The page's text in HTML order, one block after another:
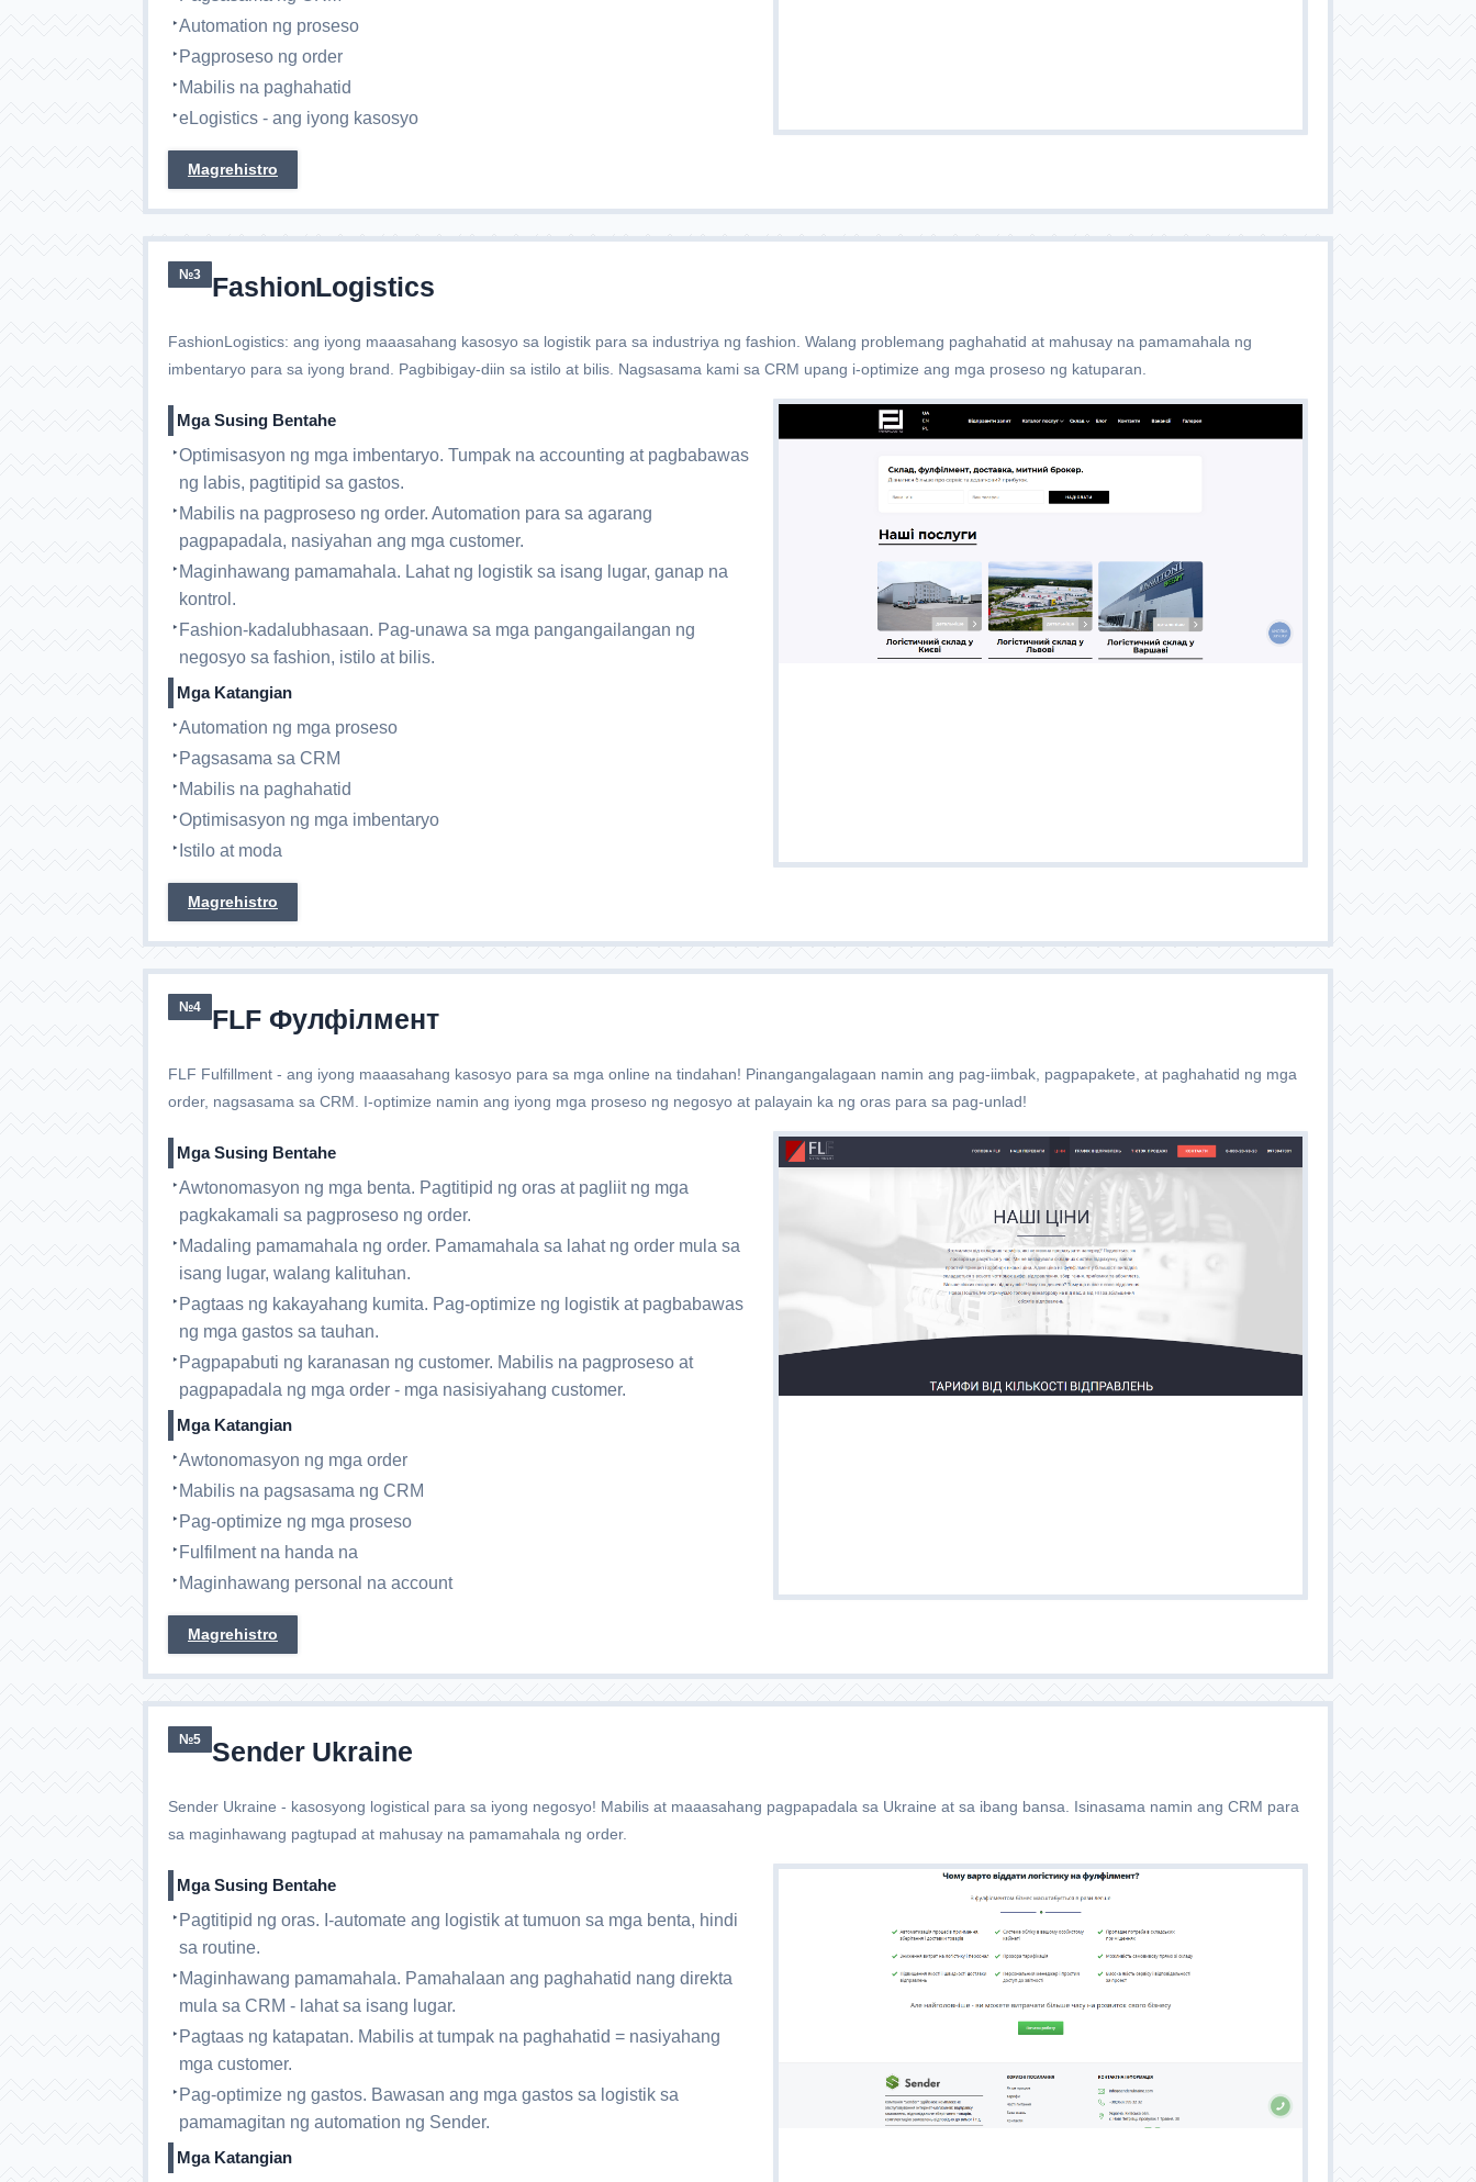
Automation ng proseso
Pagproseso ng order
Mabilis na paghahatid
eLogistics - ang iyong kasosyo
Magrehistro
№3 FashionLogistics
FashionLogistics: ang iyong maaasahang kasosyo sa logistik para sa industriya ng fashion. Walang problemang paghahatid at mahusay na pamamahala ng
imbentaryo para sa iyong brand. Pagbibigay-diin sa istilo at bilis. Nagsasama kami sa CRM upang i-optimize ang mga proseso ng katuparan.
Mga Susing Bentahe
Optimisasyon ng mga imbentaryo. Tumpak na accounting at pagbabawas
ng labis, pagtitipid sa gastos.
Mabilis na pagproseso ng order. Automation para sa agarang
pagpapadala, nasiyahan ang mga customer.
Maginhawang pamamahala. Lahat ng logistik sa isang lugar, ganap na
kontrol.
Fashion-kadalubhasaan. Pag-unawa sa mga pangangailangan ng
negosyo sa fashion, istilo at bilis.
Mga Katangian
Automation ng mga proseso
Pagsasama sa CRM
Mabilis na paghahatid
Optimisasyon ng mga imbentaryo
Istilo at moda
Magrehistro
№4 FLF Фулфілмент
FLF Fulfillment - ang iyong maaasahang kasosyo para sa mga online na tindahan! Pinangangalagaan namin ang pag-iimbak, pagpapakete, at paghahatid ng mga
order, nagsasama sa CRM. I-optimize namin ang iyong mga proseso ng negosyo at palayain ka ng oras para sa pag-unlad!
Mga Susing Bentahe
Awtonomasyon ng mga benta. Pagtitipid ng oras at pagliit ng mga
pagkakamali sa pagproseso ng order.
Madaling pamamahala ng order. Pamamahala sa lahat ng order mula sa
isang lugar, walang kalituhan.
Pagtaas ng kakayahang kumita. Pag-optimize ng logistik at pagbabawas
ng mga gastos sa tauhan.
Pagpapabuti ng karanasan ng customer. Mabilis na pagproseso at
pagpapadala ng mga order - mga nasisiyahang customer.
Mga Katangian
Awtonomasyon ng mga order
Mabilis na pagsasama ng CRM
Pag-optimize ng mga proseso
Fulfilment na handa na
Maginhawang personal na account
Magrehistro
№5 Sender Ukraine
Sender Ukraine - kasosyong logistical para sa iyong negosyo! Mabilis at maaasahang pagpapadala sa Ukraine at sa ibang bansa. Isinasama namin ang CRM para
sa maginhawang pagtupad at mahusay na pamamahala ng order.
Mga Susing Bentahe
Pagtitipid ng oras. I-automate ang logistik at tumuon sa mga benta, hindi
sa routine.
Maginhawang pamamahala. Pamahalaan ang paghahatid nang direkta
mula sa CRM - lahat sa isang lugar.
Pagtaas ng katapatan. Mabilis at tumpak na paghahatid = nasiyahang
mga customer.
Pag-optimize ng gastos. Bawasan ang mga gastos sa logistik sa
pamamagitan ng automation ng Sender.
Mga Katangian